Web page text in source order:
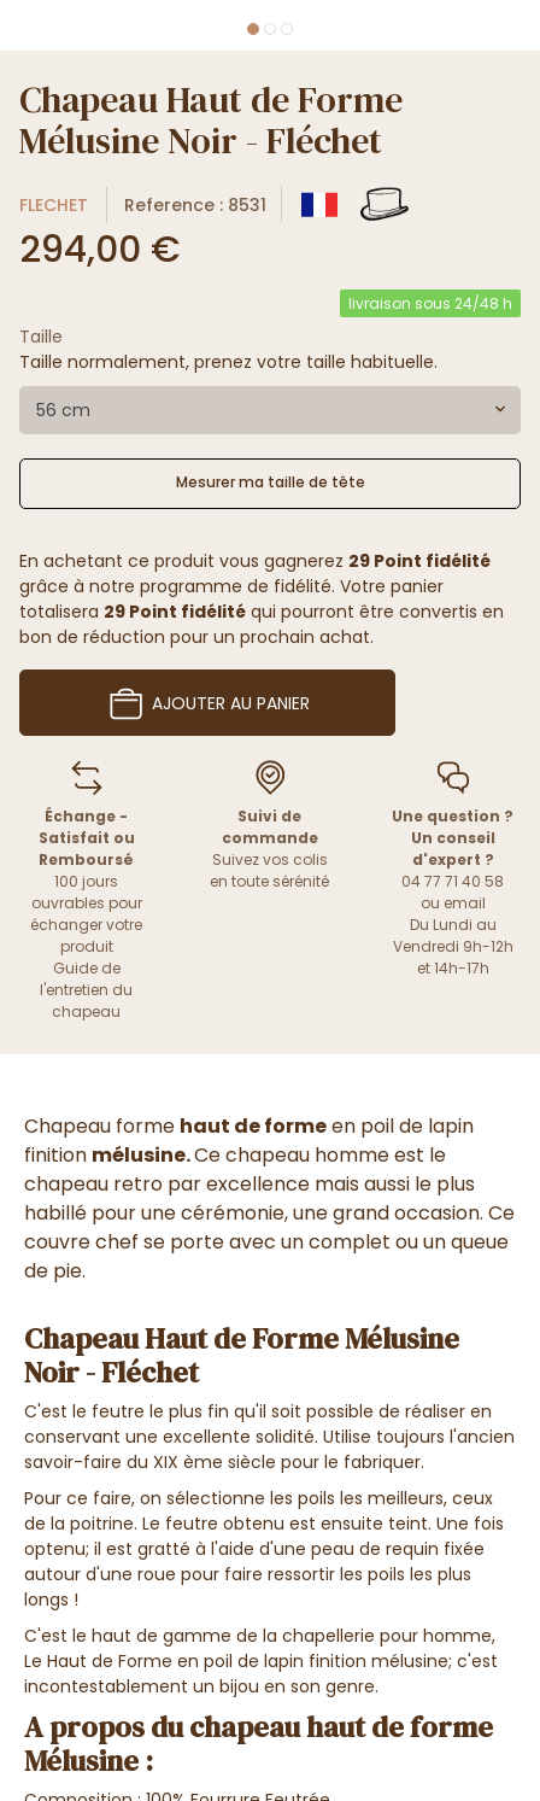
Chapeau Haut de Forme
Mélusine Noir - Fléchet
FLECHET Reference : 8531
294,00 €
livraison sous 24/48 h
Taille
Taille normalement, prenez votre taille habituelle.
56 cm
Mesurer ma taille de tête
En achetant ce produit vous gagnerez 29 Point fidélité
grâce à notre programme de fidélité. Votre panier
totalisera 29 Point fidélité qui pourront être convertis en
bon de réduction pour un prochain achat.
AJOUTER AU PANIER
Échange -
Satisfait ou
Remboursé
100 jours
ouvrables pour
échanger votre
produit
Guide de
l'entretien du
chapeau
Suivi de
commande
Suivez vos colis
en toute sérénité
Une question ?
Un conseil
d'expert ?
04 77 71 40 58
ou email
Du Lundi au
Vendredi 9h-12h
et 14h-17h
Chapeau forme haut de formeen poil de lapin
finition mélusine.Ce chapeau homme est le
chapeau retro par excellence mais aussi le plus
habillé pour une cérémonie, une grand occasion. Ce
couvre chef se porte avec un complet ou un queue
de pie.
Chapeau Haut de Forme Mélusine
Noir - Fléchet
C'est le feutre le plus fin qu'il soit possible de réaliser en
conservant une excellente solidité. Utilise toujours l'ancien
savoir-faire du XIX ème siècle pour le fabriquer.
Pour ce faire, on sélectionne les poils les meilleurs, ceux
de la poitrine. Le feutre obtenu est ensuite teint. Une fois
optenu; il est gratté à l'aide d'une peau de requin fixée
autour d'une roue pour faire ressortir les poils les plus
longs !
C'est le haut de gamme de la chapellerie pour homme,
Le Haut de Forme en poil de lapin finition mélusine; c'est
incontestablement un bijou en son genre.
A propos du chapeau haut de forme
Mélusine :